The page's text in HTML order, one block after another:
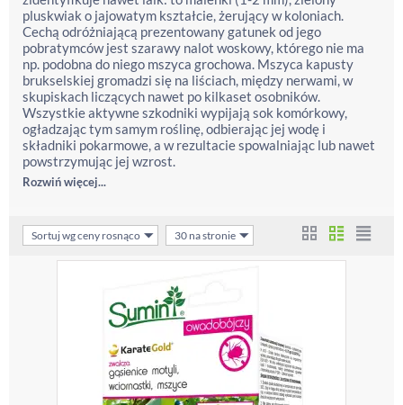
pluskwiak o jajowatym kształcie, żerujący w koloniach.
Cechą odróżniającą prezentowany gatunek od jego
pobratymców jest szarawy nalot woskowy, którego nie ma
np. podobna do niego mszyca grochowa. Mszyca kapusty
brukselskiej gromadzi się na liściach, między nerwami, w
skupiskach liczących nawet po kilkaset osobników.
Wszystkie aktywne szkodniki wypijają sok komórkowy,
ogładzając tym samym roślinę, odbierając jej wodę i
składniki pokarmowe, a w rezultacie spowalniając lub nawet
powstrzymując jej wzrost.
Rozwiń więcej...
Sortuj wg ceny rosnąco 30 na stronie